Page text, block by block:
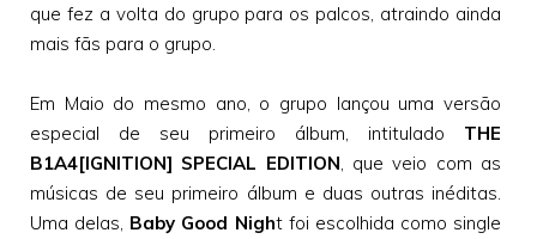
que fez a volta do grupo para os palcos, atraindo ainda
mais fãs para o grupo.
Em Maio do mesmo ano, o grupo lançou uma versão
especial de seu primeiro álbum, intitulado THE
B1A4[IGNITION] SPECIAL EDITION , que veio com as
músicas de seu primeiro álbum e duas outras inéditas.
Uma delas, Baby Good Night foi escolhida como single